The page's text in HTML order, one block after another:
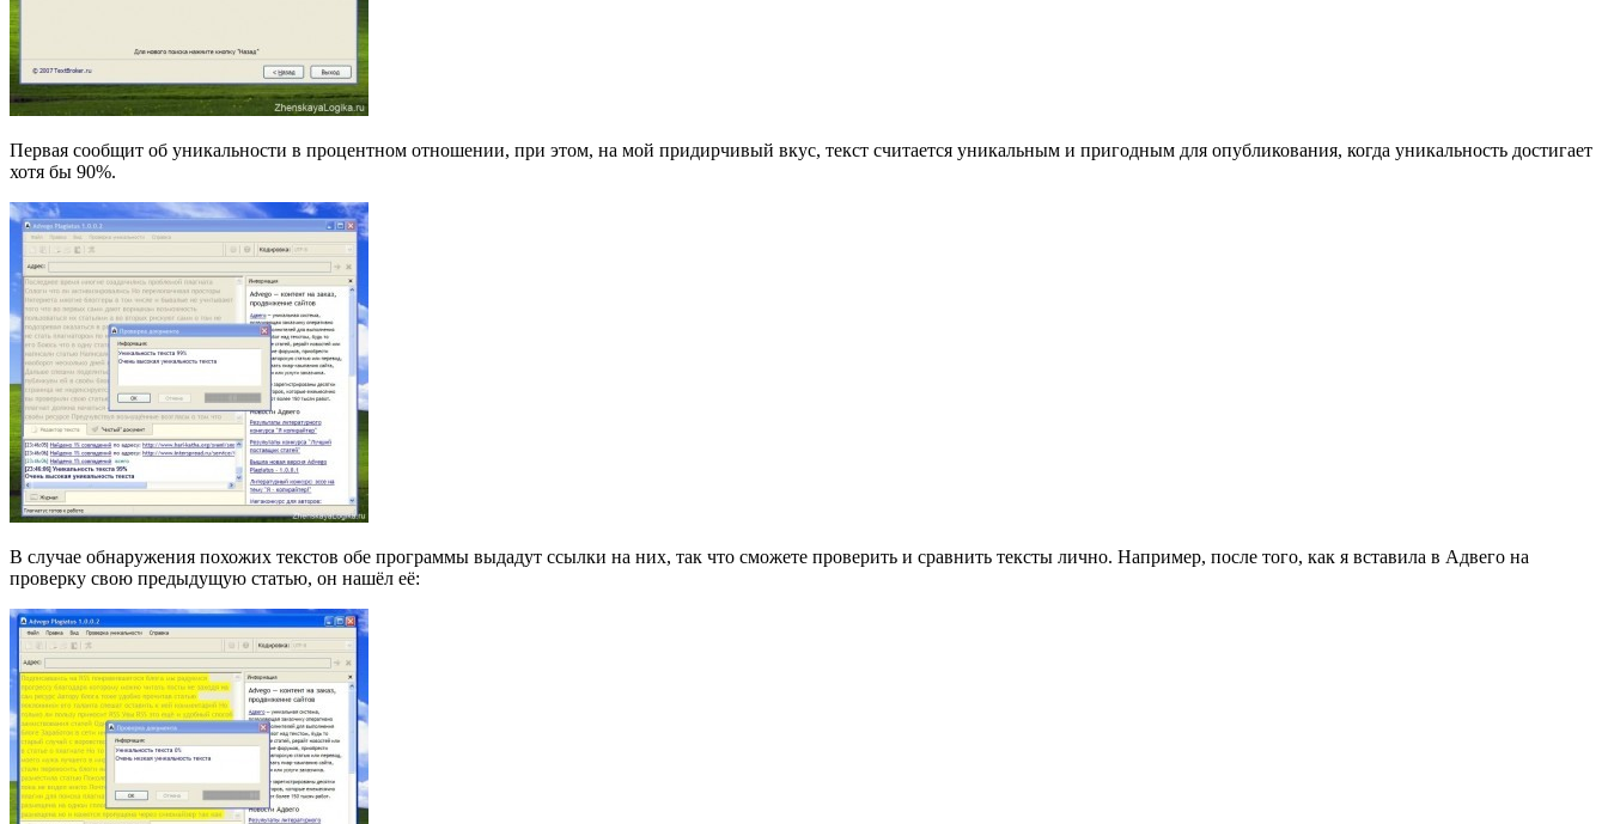
Первая сообщит об уникальности в процентном отношении, при этом, на мой придирчивый вкус, текст считается уникальным и пригодным для опубликования, когда уникальность достигает
хотя бы 90%.
В случае обнаружения похожих текстов обе программы выдадут ссылки на них, так что сможете проверить и сравнить тексты лично. Например, после того, как я вставила в Адвего на
проверку свою предыдущую статью, он нашёл её: